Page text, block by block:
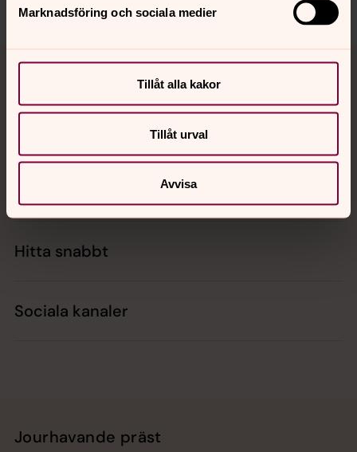
Marknadsföring och sociala medier
Tillåt alla kakor
Tillåt urval
Avvisa
Tillbaka till toppen
Tillbaka till innehållet
Hitta snabbt
Sociala kanaler
Jourhavande präst